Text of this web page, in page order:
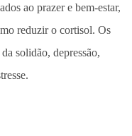
ao prazer e bem-estar,
reduzir o cortisol. Os
solidão, depressão,